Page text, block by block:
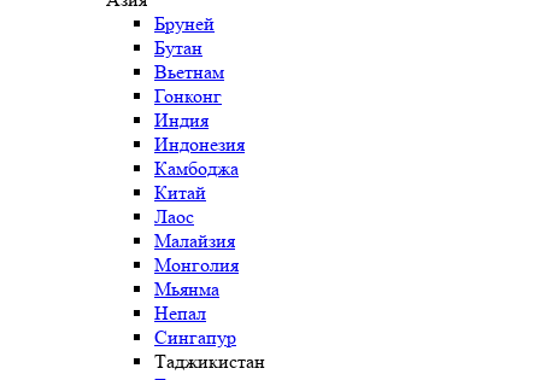
Бруней
Бутан
Вьетнам
Гонконг
Индия
Индонезия
Камбоджа
Китай
Лаос
Малайзия
Монголия
Мьянма
Непал
Сингапур
Таджикистан